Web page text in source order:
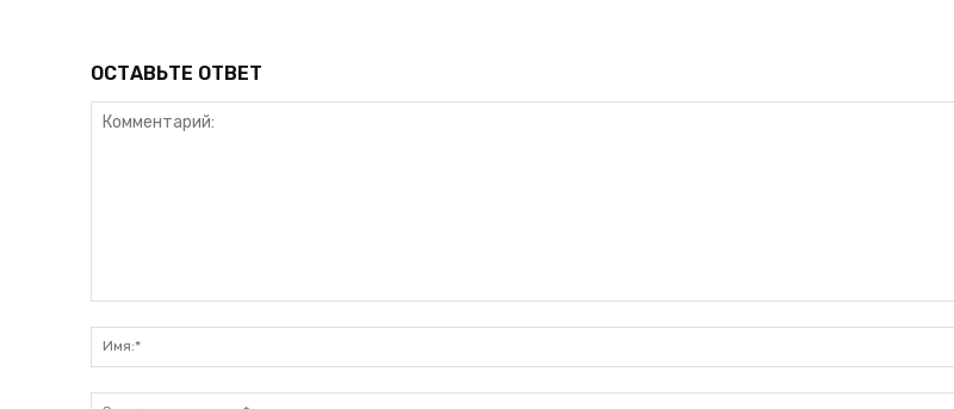
ОСТАВЬТЕ ОТВЕТ